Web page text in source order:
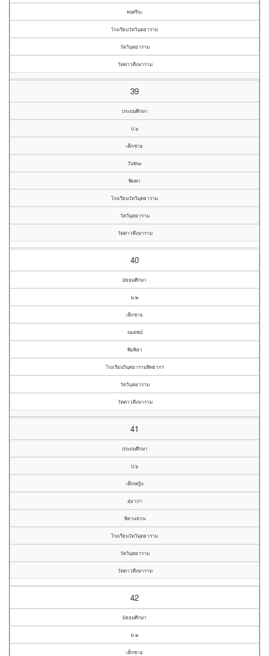
พรศรีระ
โรงเรียนวัดวิมุตยาราม
วัดวิมุตยาราม
วัดดาวดึงษาราม
39
ประถมศึกษา
ป.๖
เด็กชาย
วันชนะ
พิมพา
โรงเรียนวัดวิมุตยาราม
วัดวิมุตยาราม
วัดดาวดึงษาราม
40
มัธยมศึกษา
ม.๒
เด็กชาย
ณเดชน์
พิมพิลา
โรงเรียนวิมุตยารามพิทยากร
วัดวิมุตยาราม
วัดดาวดึงษาราม
41
ประถมศึกษา
ป.๖
เด็กหญิง
สุอาภา
พิลาแหวน
โรงเรียนวัดวิมุตยาราม
วัดวิมุตยาราม
วัดดาวดึงษาราม
42
มัธยมศึกษา
ม.๒
เด็กชาย